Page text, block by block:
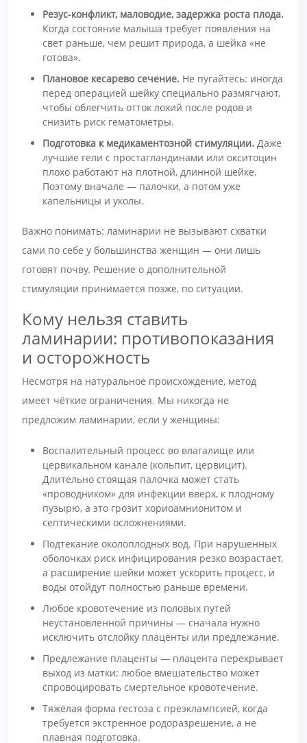
Резус-конфликт, маловодие, задержка роста плода.
Когда состояние малыша требует появления на
свет раньше, чем решит природа, а шейка «не
готова».
Плановое кесарево сечение. Не пугайтесь: иногда
перед операцией шейку специально размягчают,
чтобы облегчить отток лохий после родов и
снизить риск гематометры.
Подготовка к медикаментозной стимуляции. Даже
лучшие гели с простагландинами или окситоцин
плохо работают на плотной, длинной шейке.
Поэтому вначале — палочки, а потом уже
капельницы и уколы.
Важно понимать: ламинарии не вызывают схватки
сами по себе у большинства женщин — они лишь
готовят почву. Решение о дополнительной
стимуляции принимается позже, по ситуации.
Кому нельзя ставить
ламинарии: противопоказания
и осторожность
Несмотря на натуральное происхождение, метод
имеет чёткие ограничения. Мы никогда не
предложим ламинарии, если у женщины:
Воспалительный процесс во влагалище или
цервикальном канале (кольпит, цервицит).
Длительно стоящая палочка может стать
«проводником» для инфекции вверх, к плодному
пузырю, а это грозит хориоамнионитом и
септическими осложнениями.
Подтекание околоплодных вод. При нарушенных
оболочках риск инфицирования резко возрастает,
а расширение шейки может ускорить процесс, и
воды отойдут полностью раньше времени.
Любое кровотечение из половых путей
неустановленной причины — сначала нужно
исключить отслойку плаценты или предлежание.
Предлежание плаценты — плацента перекрывает
выход из матки; любое вмешательство может
спровоцировать смертельное кровотечение.
Тяжёлая форма гестоза с преэклампсией, когда
требуется экстренное родоразрешение, а не
плавная подготовка.